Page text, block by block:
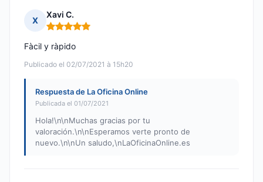
X
Xavi C.
Nota: 5 de 5
Publicado el 02/07/2021 à 15h20
Fàcil y ràpido
Respuesta de La Oficina Online
Publicada el 01/07/2021
Hola!\n\nMuchas gracias por tu
valoración.\n\nEsperamos verte pronto de
nuevo.\n\nUn saludo,\nLaOficinaOnline.es